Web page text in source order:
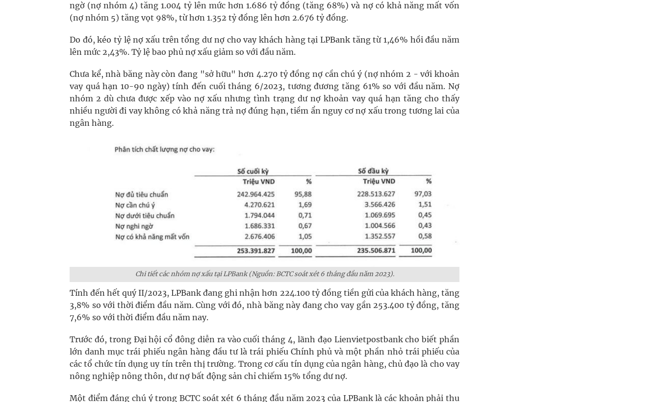
ngờ (nợ nhóm 4) tăng 1.004 tỷ lên mức hơn 1.686 tỷ đồng (tăng 68%) và nợ có khả năng mất vốn
(nợ nhóm 5) tăng vọt 98%, từ hơn 1.352 tỷ đồng lên hơn 2.676 tỷ đồng.
Do đó, kéo tỷ lệ nợ xấu trên tổng dư nợ cho vay khách hàng tại LPBank tăng từ 1,46% hồi đầu năm
lên mức 2,43%. Tỷ lệ bao phủ nợ xấu giảm so với đầu năm.
Chưa kể, nhà băng này còn đang "sở hữu" hơn 4.270 tỷ đồng nợ cần chú ý (nợ nhóm 2 - với khoản
vay quá hạn 10-90 ngày) tính đến cuối tháng 6/2023, tương đương tăng 61% so với đầu năm. Nợ
nhóm 2 dù chưa được xếp vào nợ xấu nhưng tình trạng dư nợ khoản vay quá hạn tăng cho thấy
nhiều người đi vay không có khả năng trả nợ đúng hạn, tiềm ẩn nguy cơ nợ xấu trong tương lai của
ngân hàng.
Chi tiết các nhóm nợ xấu tại LPBank (Nguồn: BCTC soát xét 6 tháng đầu năm 2023).
Tính đến hết quý II/2023, LPBank đang ghi nhận hơn 224.100 tỷ đồng tiền gửi của khách hàng, tăng
3,8% so với thời điểm đầu năm. Cùng với đó, nhà băng này đang cho vay gần 253.400 tỷ đồng, tăng
7,6% so với thời điểm đầu năm nay.
Trước đó, trong Đại hội cổ đông diễn ra vào cuối tháng 4, lãnh đạo Lienvietpostbank cho biết phần
lớn danh mục trái phiếu ngân hàng đầu tư là trái phiếu Chính phủ và một phần nhỏ trái phiếu của
các tổ chức tín dụng uy tín trên thị trường. Trong cơ cấu tín dụng của ngân hàng, chủ đạo là cho vay
nông nghiệp nông thôn, dư nợ bất động sản chỉ chiếm 15% tổng dư nợ.
Một điểm đáng chú ý trong BCTC soát xét 6 tháng đầu năm 2023 của LPBank là các khoản phải thu